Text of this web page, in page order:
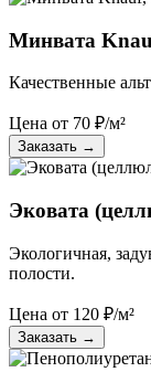
Минвата
Качественные
Цена от 70 ₽/м²
Заказать →
Эковата
Экологичная,
полости.
Цена от 120 ₽/м²
Заказать →